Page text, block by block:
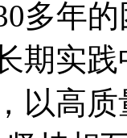
多年
期实
以高